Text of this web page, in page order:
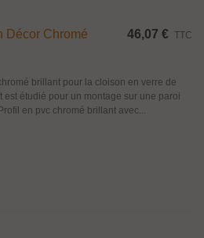
Décor Chromé
46,07 € TTC
brillant pour la cloison en verre de
étudié pour un montage sur une paroi
en pvc chromé brillant avec...